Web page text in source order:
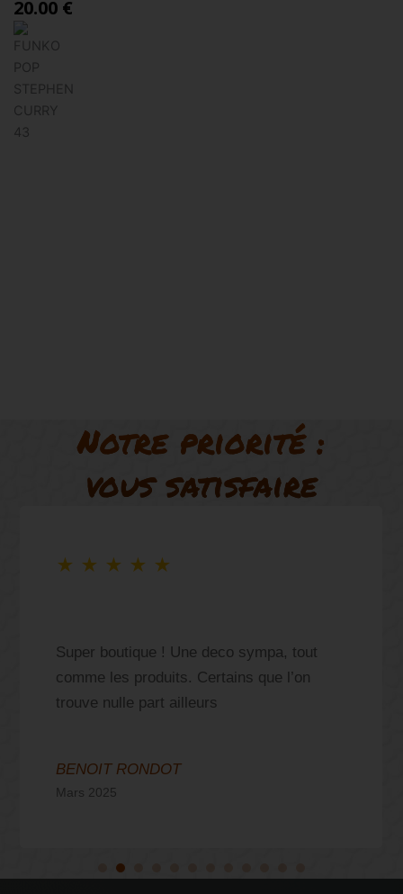
20.00 €
Notre priorité :
vous satisfaire
★ ★ ★ ★ ★
Super boutique ! Une deco sympa, tout
comme les produits. Certains que l’on
trouve nulle part ailleurs
BENOIT RONDOT
Mars 2025